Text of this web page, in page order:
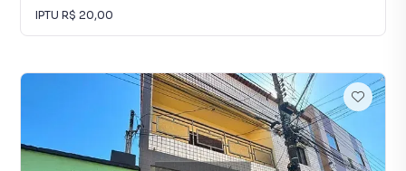
IPTU R$ 20,00